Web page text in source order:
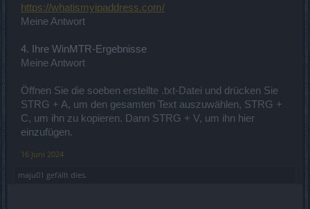
https://whatismyipaddress.com/
Meine Antwort
4. Ihre WinMTR-Ergebnisse
Meine Antwort
Öffnen Sie die soeben erstellte .txt-Datei und drücken Sie
STRG + A, um den gesamten Text auszuwählen, STRG +
C, um ihn zu kopieren. Dann STRG + V, um ihn hier
einzufügen.
16 Juni 2024
maju01 gefällt dies.